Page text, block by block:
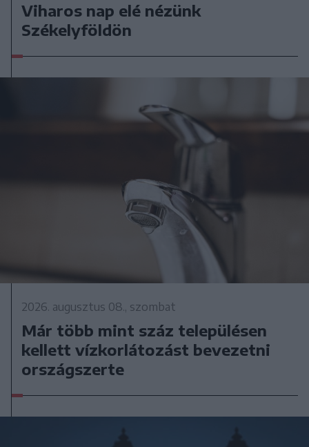
Viharos nap elé nézünk
Székelyföldön
2026. augusztus 08., szombat
Már több mint száz településen
kellett vízkorlátozást bevezetni
országszerte